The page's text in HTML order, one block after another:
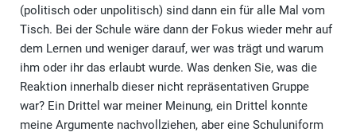
(politisch oder unpolitisch) sind dann ein für alle Mal vom
Tisch. Bei der Schule wäre dann der Fokus wieder mehr auf
dem Lernen und weniger darauf, wer was trägt und warum
ihm oder ihr das erlaubt wurde. Was denken Sie, was die
Reaktion innerhalb dieser nicht repräsentativen Gruppe
war? Ein Drittel war meiner Meinung, ein Drittel konnte
meine Argumente nachvollziehen, aber eine Schuluniform